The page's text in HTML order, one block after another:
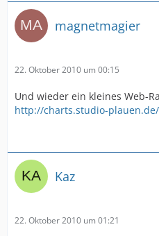
magnetmagier
22. Oktober 2010 um 00:15
Und wieder ein kleines Web-
http://charts.studio-plauen.de/
Kaz
22. Oktober 2010 um 01:21